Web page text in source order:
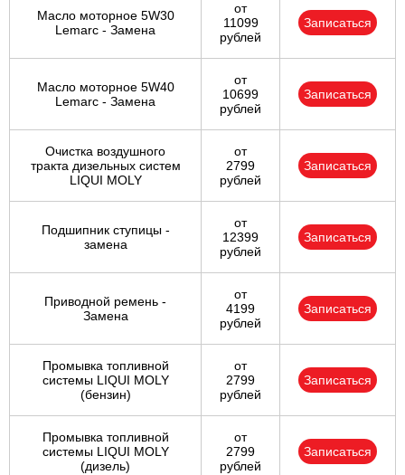
Масло моторное 5W30
Lemarc - Замена
от
11099
рублей
Записаться
Масло моторное 5W40
Lemarc - Замена
от
10699
рублей
Записаться
Очистка воздушного
тракта дизельных систем
LIQUI MOLY
от
2799
рублей
Записаться
Подшипник ступицы -
замена
от
12399
рублей
Записаться
Приводной ремень -
Замена
от
4199
рублей
Записаться
Промывка топливной
системы LIQUI MOLY
(бензин)
от
2799
рублей
Записаться
Промывка топливной
системы LIQUI MOLY
(дизель)
от
2799
рублей
Записаться